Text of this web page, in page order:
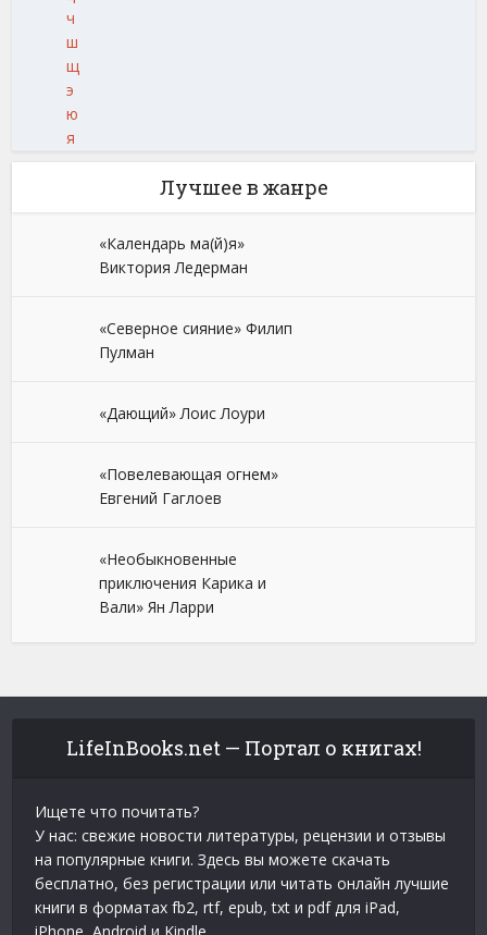
ч
ш
щ
э
ю
я
Лучшее в жанре
«Календарь ма(й)я»
Виктория Ледерман
«Северное сияние» Филип
Пулман
«Дающий» Лоис Лоури
«Повелевающая огнем»
Евгений Гаглоев
«Необыкновенные
приключения Карика и
Вали» Ян Ларри
LifeInBooks.net — Портал о книгах!
Ищете что почитать?
У нас: свежие новости литературы, рецензии и отзывы
на популярные книги. Здесь вы можете скачать
бесплатно, без регистрации или читать онлайн лучшие
книги в форматах fb2, rtf, epub, txt и pdf для iPad,